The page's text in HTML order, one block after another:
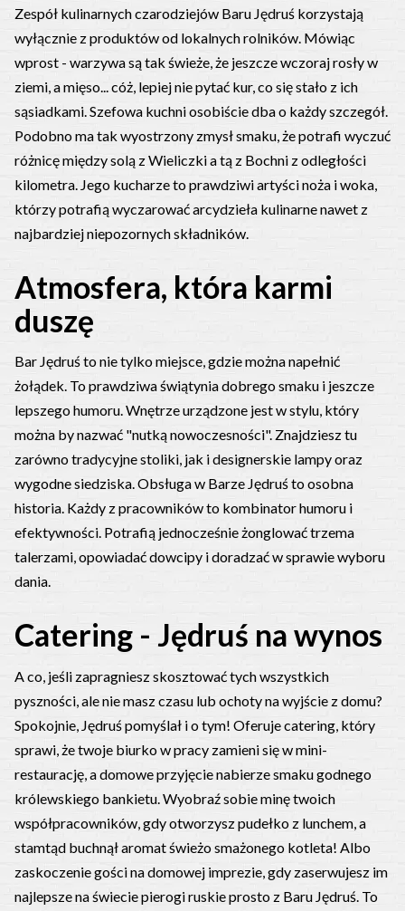
Zespół kulinarnych czarodziejów Baru Jędruś korzystają
wyłącznie z produktów od lokalnych rolników. Mówiąc
wprost - warzywa są tak świeże, że jeszcze wczoraj rosły w
ziemi, a mięso... cóż, lepiej nie pytać kur, co się stało z ich
sąsiadkami. Szefowa kuchni osobiście dba o każdy szczegół.
Podobno ma tak wyostrzony zmysł smaku, że potrafi wyczuć
różnicę między solą z Wieliczki a tą z Bochni z odległości
kilometra. Jego kucharze to prawdziwi artyści noża i woka,
którzy potrafią wyczarować arcydzieła kulinarne nawet z
najbardziej niepozornych składników.
Atmosfera, która karmi
duszę
Bar Jędruś to nie tylko miejsce, gdzie można napełnić
żołądek. To prawdziwa świątynia dobrego smaku i jeszcze
lepszego humoru. Wnętrze urządzone jest w stylu, który
można by nazwać "nutką nowoczesności". Znajdziesz tu
zarówno tradycyjne stoliki, jak i designerskie lampy oraz
wygodne siedziska.Obsługa w Barze Jędruś to osobna
historia. Każdy z pracowników to kombinator humoru i
efektywności. Potrafią jednocześnie żonglować trzema
talerzami, opowiadać dowcipy i doradzać w sprawie wyboru
dania.
Catering - Jędruś na wynos
A co, jeśli zapragniesz skosztować tych wszystkich
pyszności, ale nie masz czasu lub ochoty na wyjście z domu?
Spokojnie, Jędruś pomyślał i o tym! Oferuje catering, który
sprawi, że twoje biurko w pracy zamieni się w mini-
restaurację, a domowe przyjęcie nabierze smaku godnego
królewskiego bankietu. Wyobraź sobie minę twoich
współpracowników, gdy otworzysz pudełko z lunchem, a
stamtąd buchnął aromat świeżo smażonego kotleta! Albo
zaskoczenie gości na domowej imprezie, gdy zaserwujesz im
najlepsze na świecie pierogi ruskie prosto z Baru Jędruś. To